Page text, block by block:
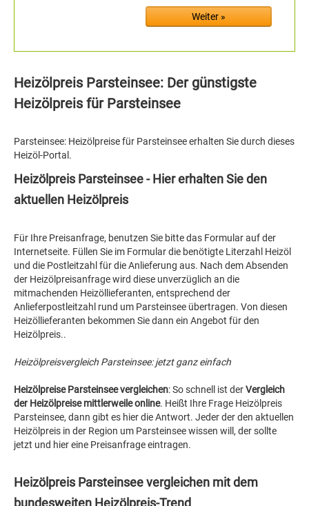
Heizölpreis Parsteinsee: Der günstigste
Heizölpreis für Parsteinsee
Parsteinsee: Heizölpreise für Parsteinsee erhalten Sie durch dieses
Heizöl-Portal.
Heizölpreis Parsteinsee - Hier erhalten Sie den
aktuellen Heizölpreis
Für Ihre Preisanfrage, benutzen Sie bitte das Formular auf der
Internetseite. Füllen Sie im Formular die benötigte Literzahl Heizöl
und die Postleitzahl für die Anlieferung aus. Nach dem Absenden
der Heizölpreisanfrage wird diese unverzüglich an die
mitmachenden Heizöllieferanten, entsprechend der
Anlieferpostleitzahl rund um Parsteinsee übertragen. Von diesen
Heizöllieferanten bekommen Sie dann ein Angebot für den
Heizölpreis..
Heizölpreisvergleich Parsteinsee: jetzt ganz einfach
Heizölpreise Parsteinsee vergleichen: So schnell ist derVergleich
der Heizölpreise mittlerweile online. Heißt Ihre Frage Heizölpreis
Parsteinsee, dann gibt es hier die Antwort. Jeder der den aktuellen
Heizölpreis in der Region um Parsteinsee wissen will, der sollte
jetzt und hier eine Preisanfrage eintragen.
Heizölpreis Parsteinsee vergleichen mit dem
bundesweiten Heizölpreis-Trend